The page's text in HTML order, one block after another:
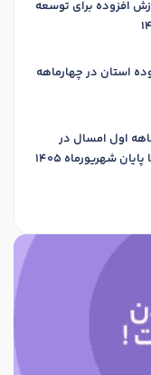
ارزش افزوده برای توسعه
استان در چهارماهه
اول امسال در
سامانه دفاتر تجاری الکترونیکی تا پایان شهریورماه 1405